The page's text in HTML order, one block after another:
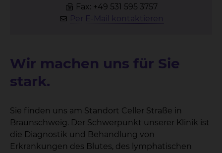
Fax: +49 531 595 3757
Per E-Mail kontaktieren
Wir machen uns für Sie
stark.
Sie finden uns am Standort Celler Straße in
Braunschweig. Der Schwerpunkt unserer Klinik ist
die Diagnostik und Behandlung von
Erkrankungen des Blutes, des lymphatischen